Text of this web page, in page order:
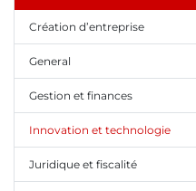
Création d’entreprise
General
Gestion et finances
Innovation et technologie
Juridique et fiscalité